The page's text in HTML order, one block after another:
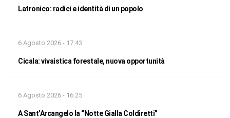
Latronico: radici e identità di un popolo
6 Agosto 2026 - 17:43
Cicala: vivaistica forestale, nuova opportunità
6 Agosto 2026 - 16:25
A Sant’Arcangelo la “Notte Gialla Coldiretti”